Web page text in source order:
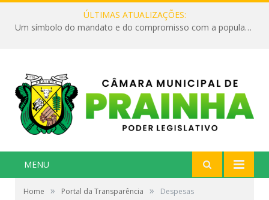
ÚLTIMAS ATUALIZAÇÕES:
Um símbolo do mandato e do compromisso com a população
MENU
Home » Portal da Transparência » Despesas